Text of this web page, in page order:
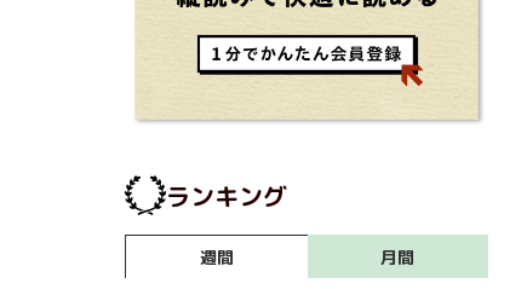
ランキング
週間 月間